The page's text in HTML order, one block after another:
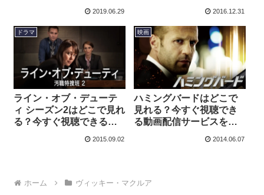
画配信サービスを紹介！
2019.06.29
画配信サービスを紹介！
2016.12.31
ドラマ
ライン・オブ・デューテ
ィ シーズン2はどこで見れ
る？今すぐ視聴できる動
2015.09.02
映画
ハミングバードはどこで
見れる？今すぐ視聴でき
る動画配信サービスを紹
2014.06.07
ホーム ヴィッキー・マクルア